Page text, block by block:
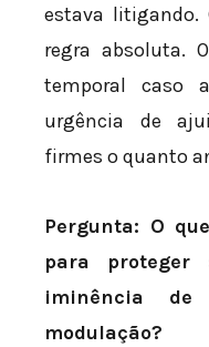
estava litigando.
regra absoluta.
temporal caso
urgência de
firmes o quanto
Pergunta: O
para
iminência
modulação?